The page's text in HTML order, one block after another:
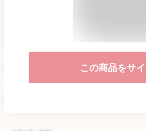
この商品をサ